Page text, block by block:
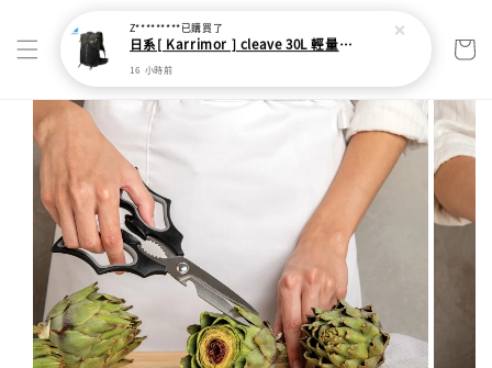
Z*********已購買了
日系[ Karrimor ] cleave 30L 輕量野跑健走包
16 小時前